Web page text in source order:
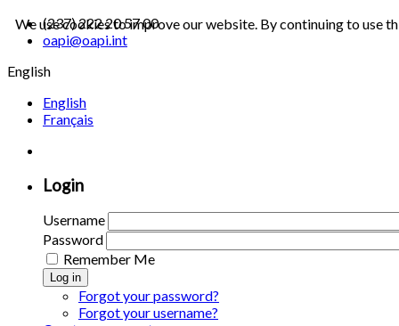
(237) 222 20 57 00
oapi@oapi.int
English
English
Français
Login
Username
Password
Remember Me
Log in
Forgot your password?
Forgot your username?
We use cookies to improve our website. By continuing to use